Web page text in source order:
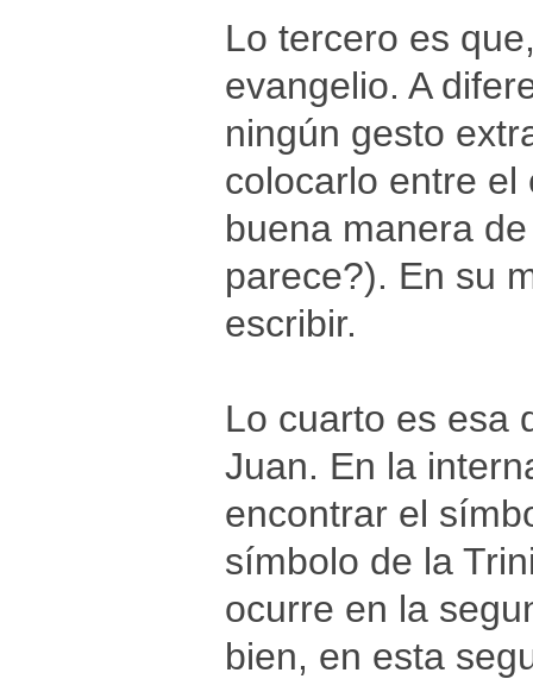
Lo tercero es
evangelio. A
ningún gesto
colocarlo entre
buena manera
parece?). En su
escribir.
Lo cuarto es esa
Juan. En la
encontrar el
símbolo de la
ocurre en la
bien, en esta